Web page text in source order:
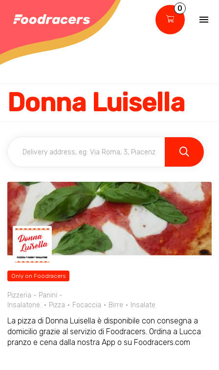
0
Donna Luisella
Only on Foodracers
Pizzeria - Panini -
Insalatone.
Pizza Focaccia Birre Insalate
La pizza di Donna Luisella è disponibile con consegna a
domicilio grazie al servizio di Foodracers. Ordina a Lucca
pranzo e cena dalla nostra App o su Foodracers.com